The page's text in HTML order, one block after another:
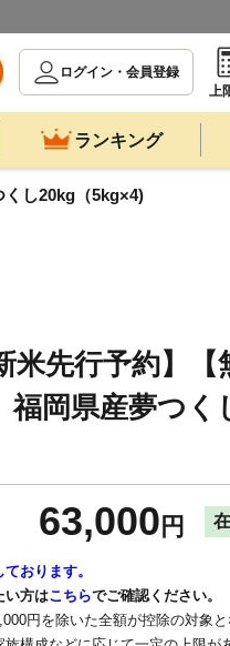
ログイン・会員登録
上
ランキング
し20kg（5kg×4)
米先行予約】【
岡県産夢つく
63,000 円
おります。
い方はこちらでご確認ください。
円を除いた全額が控除の対象と